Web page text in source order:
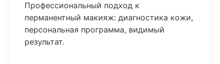
Профессиональный подход к
перманентный макияж: диагностика кожи,
персональная программа, видимый
результат.